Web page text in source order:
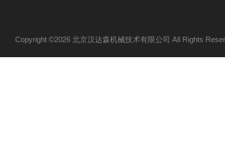
Copyright ©2026 北京汉达森机械技术有限公司 All Rights